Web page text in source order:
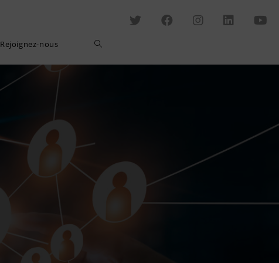
Rejoignez-nous Toggle
website